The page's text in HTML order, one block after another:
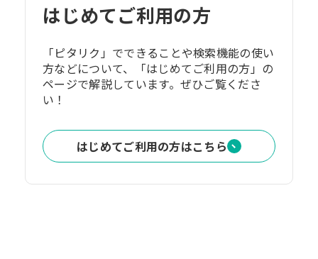
はじめてご利用の方
「ピタリク」でできることや検索機能の使い
方などについて、「はじめてご利用の方」の
ページで解説しています。ぜひご覧くださ
い！
はじめてご利用の方はこちら